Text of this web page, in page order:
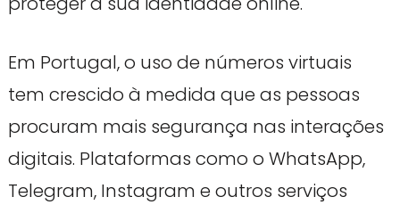
Em Portugal, o uso de números virtuais
tem crescido à medida que as pessoas
procuram mais segurança nas interações
digitais. Plataformas como o WhatsApp,
Telegram, Instagram e outros serviços